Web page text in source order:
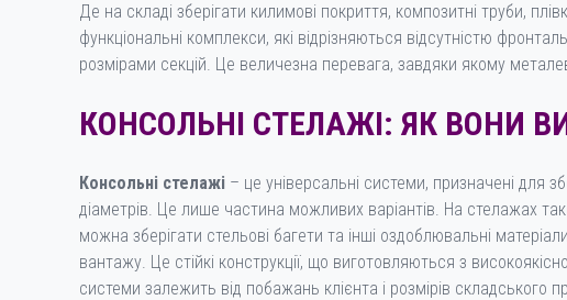
Де на складі зберігати килимові покриття, композитні труби,
функціональні комплекси, які відрізняються відсутністю
розмірами секцій. Це величезна перевага, завдяки якому
КОНСОЛЬНІ СТЕЛАЖІ: ЯК ВОНИ
Консольні стелажі – це універсальні системи, призначені для
діаметрів. Це лише частина можливих варіантів. На стелажах
можна зберігати стельові багети та інші оздоблювальні
вантажу. Це стійкі конструкції, що виготовляються з
системи залежить від побажань клієнта і розмірів